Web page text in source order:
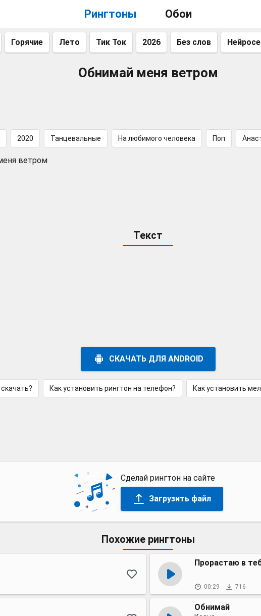
Рингтоны Обои
Горячие Лето Тик Ток 2026 Без слов
Обнимай меня ветром
2020 Танцевальные На любимого человека Поп
ветром
Текст
СКАЧАТЬ ДЛЯ ANDROID
скачать? Как установить рингтон на телефон? Как установить
Сделай рингтон на сайте
Загрузить файл
Похожие рингтоны
Прорастаю в
00:29 716
Обнимай